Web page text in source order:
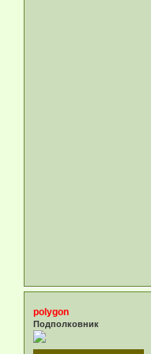
polygon
Подполковник